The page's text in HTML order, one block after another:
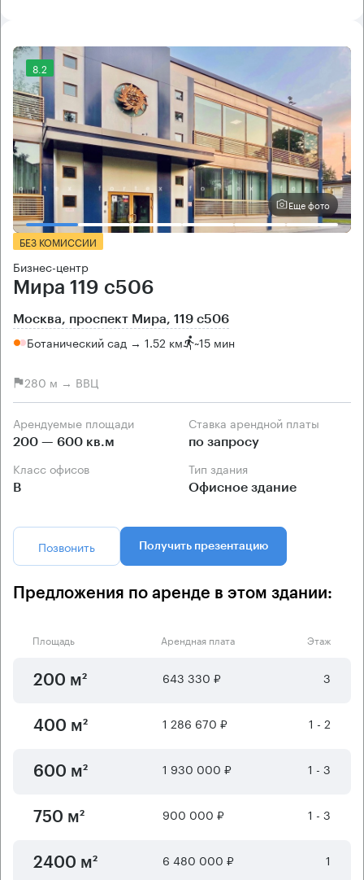
8.2
Еще фото
БЕЗ КОМИССИИ
Бизнес-центр
Мира 119 с506
Москва, проспект Мира, 119 с506
Ботанический сад → 1.52 км ~15 мин
280 м → ВВЦ
Арендуемые площади
200 — 600 кв.м
Ставка арендной платы
по запросу
Класс офисов
B
Тип здания
Офисное здание
Позвонить Получить презентацию
Предложения по аренде в этом здании:
Площадь Арендная плата Этаж
200 м² 643 330 ₽ 3
400 м² 1 286 670 ₽ 1 - 2
600 м² 1 930 000 ₽ 1 - 3
750 м² 900 000 ₽ 1 - 3
2400 м² 6 480 000 ₽ 1